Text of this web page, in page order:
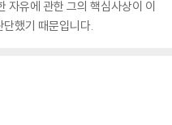
자유에 관한 그의 핵심사상이 이
했기 때문입니다.